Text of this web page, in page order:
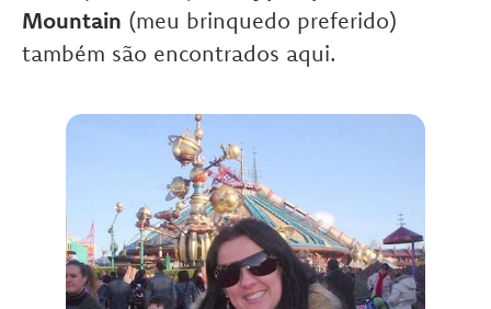
Mountain (meu brinquedo preferido)
também são encontrados aqui.